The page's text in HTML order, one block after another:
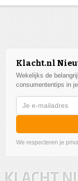
Klacht.nl
Wekelijks de
consumententips in
We respecteren je